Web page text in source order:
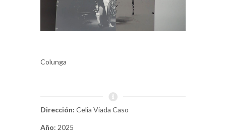
Colunga
Dirección: Celia Viada Caso
Año: 2025